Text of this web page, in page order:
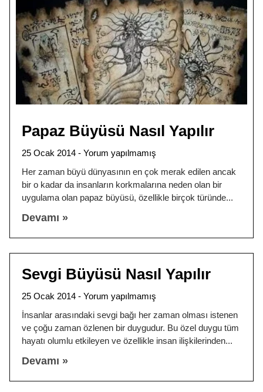
Papaz Büyüsü Nasıl Yapılır
25 Ocak 2014
Yorum yapılmamış
Her zaman büyü dünyasının en çok merak edilen ancak
bir o kadar da insanların korkmalarına neden olan bir
uygulama olan papaz büyüsü, özellikle birçok türünde
Devamı »
Sevgi Büyüsü Nasıl Yapılır
25 Ocak 2014
Yorum yapılmamış
İnsanlar arasındaki sevgi bağı her zaman olması istenen
ve çoğu zaman özlenen bir duygudur. Bu özel duygu tüm
hayatı olumlu etkileyen ve özellikle insan ilişkilerinden
Devamı »